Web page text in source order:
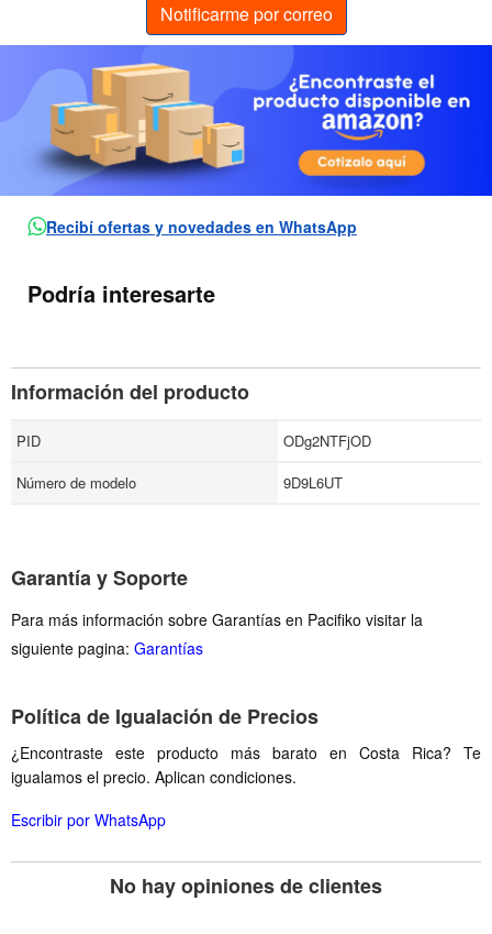
Notificarme por correo
Recibí ofertas y novedades en WhatsApp
Podría interesarte
Información del producto
PID
ODg2NTFjOD
Número de modelo
9D9L6UT
Garantía y Soporte
Para más información sobre Garantías en Pacifiko visitar la
siguiente pagina: Garantías
Política de Igualación de Precios
¿Encontraste este producto más barato en Costa Rica? Te
igualamos el precio. Aplican condiciones.
Escribir por WhatsApp
No hay opiniones de clientes